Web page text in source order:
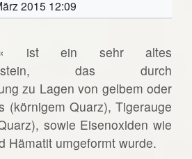
2015 12:09
ist ein sehr altes
das durch
zu Lagen von gelbem oder
(körnigem Quarz), Tigerauge
sowie Eisenoxiden wie
Hämatit umgeformt wurde.